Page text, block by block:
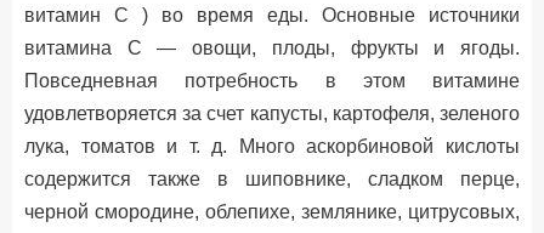
витамин С ) во время еды. Основные источники
витамина С — овощи, плоды, фрукты и ягоды.
Повседневная потребность в этом витамине
удовлетворяется за счет капусты, картофеля, зеленого
лука, томатов и т. д. Много аскорбиновой кислоты
содержится также в шиповнике, сладком перце,
черной смородине, облепихе, землянике, цитрусовых,